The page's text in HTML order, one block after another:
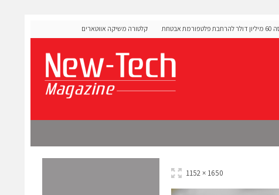
OLIGO Security גייסה 60 מיליון דולר להרחבת פלטפורמת אבטחת
קלטורה משיקה אווטארים עם אינטליגנציה רגשית לתרגול
1650 × 1152